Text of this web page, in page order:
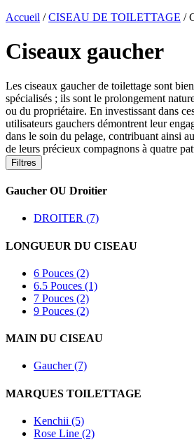
Accueil /CISEAU DE TOILETTAGE /
Ciseaux gaucher
Les ciseaux gaucher de toilettage sont
spécialisés ; ils sont le prolongement
ou du propriétaire. En investissant dans
utilisateurs gauchers démontrent leur
dans le soin du pelage, contribuant ainsi
de leurs précieux compagnons à quatre
Filtres
Gaucher OU Droitier
DROITER (7)
LONGUEUR DU CISEAU
6 Pouces (2)
6.5 Pouces (1)
7 Pouces (2)
9 Pouces (2)
MAIN DU CISEAU
Gaucher (7)
MARQUES TOILETTAGE
Kenchii (5)
Rose Line (2)